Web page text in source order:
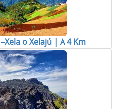
o Xelajú | A 4 Km